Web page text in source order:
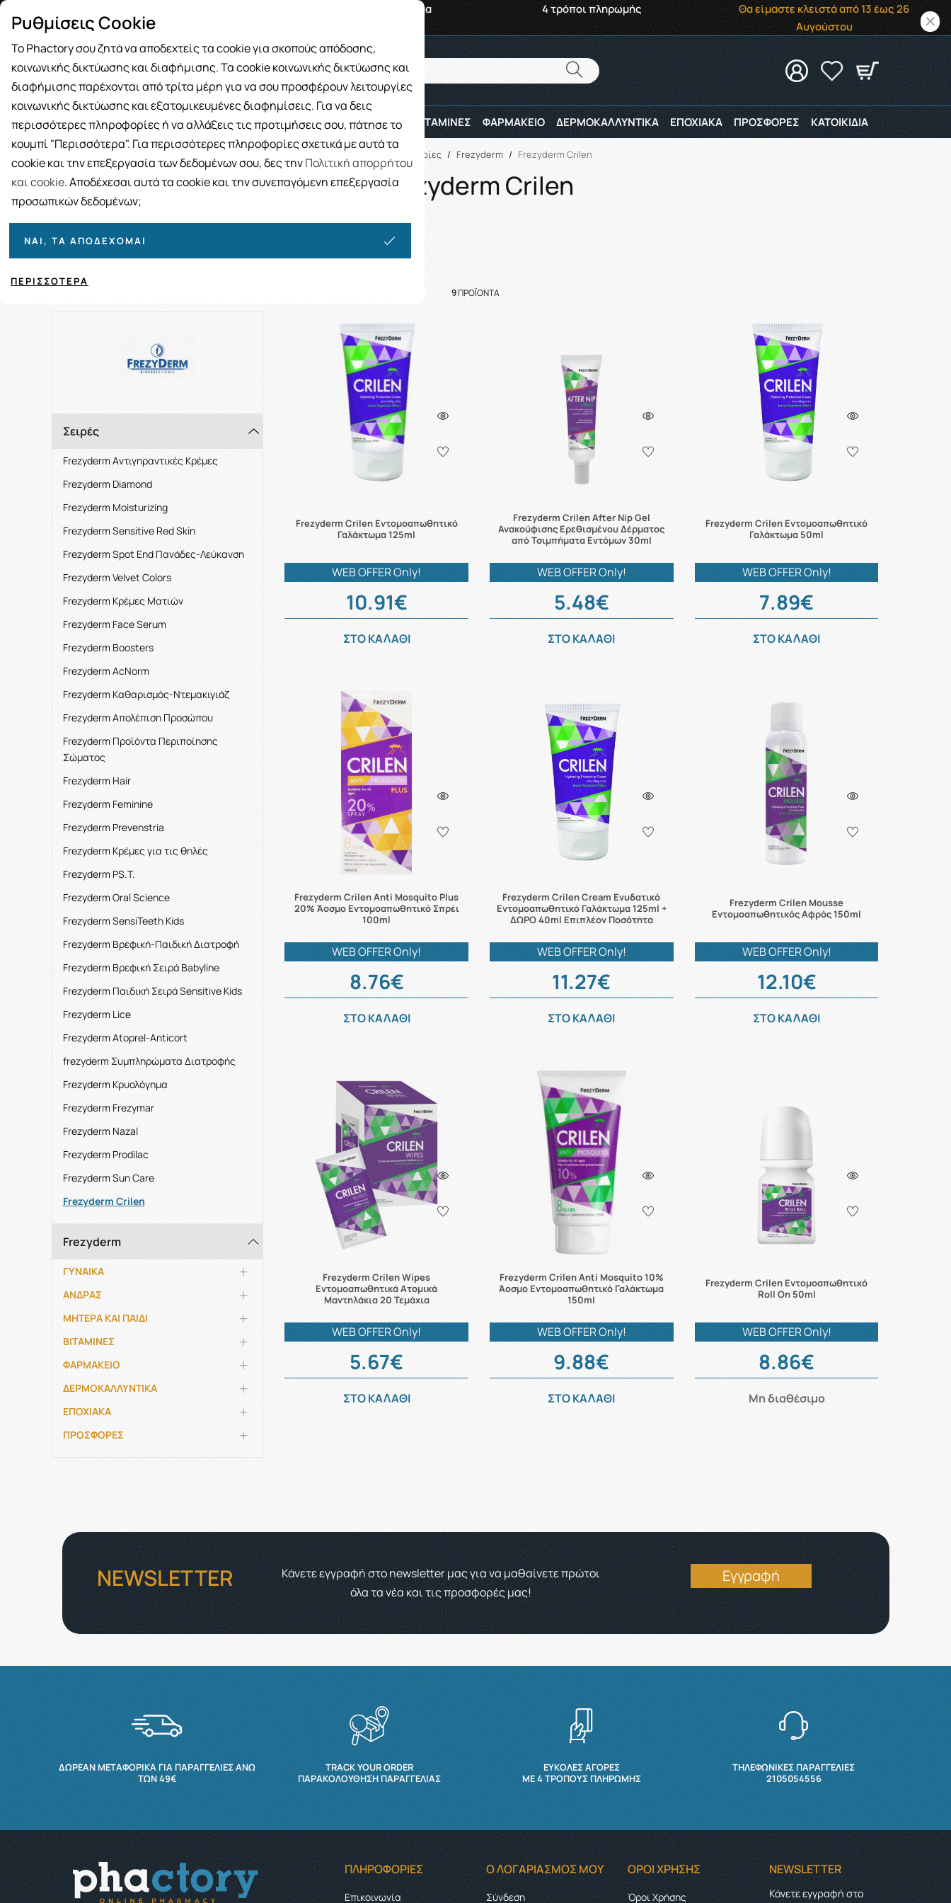
των 49€
Παραλαβή από το Κατάστημα 4 τρόποι πληρωμής
Θα είμαστε κλειστά από 13 έως 26
Αυγούστου
Αναζήτηση
BRANDS ΓΥΝΑΙΚΑ ΑΝΔΡΑΣ ΜΗΤΕΡΑ ΚΑΙ ΠΑΙΔΙ ΑΘΛΗΤΕΣ ΒΙΤΑΜΙΝΕΣ ΦΑΡΜΑΚΕΙΟ ΔΕΡΜΟΚΑΛΛΥΝΤΙΚΑ ΕΠΟΧΙΑΚΑ ΠΡΟΣΦΟΡΕΣ ΚΑΤΟΙΚΙΔΙΑ
Αναζήτηση
Εταιρίες / Frezyderm / Frezyderm Crilen
Frezyderm Crilen
Ταξινόμηση Προβολή
9ΠΡΟΪΌΝΤΑ
Σειρές
Frezyderm Aντιγηραντικές Κρέμες
Frezyderm Diamond
Frezyderm Moisturizing
Frezyderm Sensitive Red Skin
Frezyderm Spot End Πανάδες-Λεύκανση
Frezyderm Velvet Colors
Frezyderm Κρέμες Ματιών
Frezyderm Face Serum
Frezyderm Boosters
Frezyderm AcNorm
Frezyderm Kαθαρισμός-Ντεμακιγιάζ
Frezyderm Aπολέπιση Προσώπου
Frezyderm Προϊόντα Περιποίησης
Σώματος
Frezyderm Hair
Frezyderm Feminine
Frezyderm Prevenstria
Frezyderm Κρέμες για τις θηλές
Frezyderm PS.T.
Frezyderm Oral Science
Frezyderm SensiTeeth Kids
Frezyderm Βρεφική-Παιδική Διατροφή
Frezyderm Βρεφική Σειρά Babyline
Frezyderm Παιδική Σειρά Sensitive Kids
Frezyderm Lice
Frezyderm Atoprel-Anticort
frezyderm Συμπληρώματα Διατροφής
Frezyderm Kρυολόγημα
Frezyderm Frezymar
Frezyderm Nazal
Frezyderm Prodilac
Frezyderm Sun Care
Frezyderm Crilen
Frezyderm
ΓΥΝΑΙΚΑ
ΑΝΔΡΑΣ
ΜΗΤΕΡΑ ΚΑΙ ΠΑΙΔΙ
ΒΙΤΑΜΙΝΕΣ
ΦΑΡΜΑΚΕΙΟ
ΔΕΡΜΟΚΑΛΛΥΝΤΙΚΑ
ΕΠΟΧΙΑΚΑ
ΠΡΟΣΦΟΡΕΣ
Frezyderm Crilen Εντομοαπωθητικό
Γαλάκτωμα 125ml
WEB OFFER Only!
10.91€
ΣΤΟ ΚΑΛΑΘΙ
Frezyderm Crilen After Nip Gel
Ανακούφισης Ερεθισμένου Δέρματος
από Τσιμπήματα Εντόμων 30ml
WEB OFFER Only!
5.48€
ΣΤΟ ΚΑΛΑΘΙ
Frezyderm Crilen Εντομοαπωθητικό
Γαλάκτωμα 50ml
WEB OFFER Only!
7.89€
ΣΤΟ ΚΑΛΑΘΙ
Frezyderm Crilen Anti Mosquito Plus
20% Άοσμο Εντομοαπωθητικό Σπρέι
100ml
WEB OFFER Only!
8.76€
ΣΤΟ ΚΑΛΑΘΙ
Frezyderm Crilen Cream Ενυδατικό
Εντομοαπωθητικό Γαλάκτωμα 125ml +
ΔΩΡΟ 40ml Επιπλέον Ποσότητα
WEB OFFER Only!
11.27€
ΣΤΟ ΚΑΛΑΘΙ
Frezyderm Crilen Mousse
Εντομοαπωθητικός Αφρός 150ml
WEB OFFER Only!
12.10€
ΣΤΟ ΚΑΛΑΘΙ
Frezyderm Crilen Wipes
Εντομοαπωθητικά Ατομικά
Μαντηλάκια 20 Τεμάχια
WEB OFFER Only!
5.67€
ΣΤΟ ΚΑΛΑΘΙ
Frezyderm Crilen Anti Mosquito 10%
Άοσμο Εντομοαπωθητικό Γαλάκτωμα
150ml
WEB OFFER Only!
9.88€
ΣΤΟ ΚΑΛΑΘΙ
Frezyderm Crilen Εντομοαπωθητικό
Roll On 50ml
WEB OFFER Only!
8.86€
Μη διαθέσιμο
NEWSLETTER
Κάνετε εγγραφή στο newsletter μας για να μαθαίνετε πρώτοι
όλα τα νέα και τις προσφορές μας!
Εγγραφή
ΔΩΡΕΆΝ ΜΕΤΑΦΟΡΙΚΆ ΓΙΑ ΠΑΡΑΓΓΕΛΊΕΣ ΆΝΩ
ΤΩΝ 49€
TRACK YOUR ORDER
ΠΑΡΑΚΟΛΟΎΘΗΣΗ ΠΑΡΑΓΓΕΛΊΑΣ
ΕΥΚΟΛΕΣ ΑΓΟΡΕΣ
ΜΕ 4 ΤΡΌΠΟΥΣ ΠΛΗΡΩΜΉΣ
ΤΗΛΕΦΩΝΙΚΕΣ ΠΑΡΑΓΓΕΛΙΕΣ
2105054556
ΠΛΗΡΟΦΟΡΊΕΣ
Επικοινωνία
Ο ΛΟΓΑΡΙΑΣΜΌΣ ΜΟΥ
Σύνδεση
ΌΡΟΙ ΧΡΉΣΗΣ
Όροι Χρήσης
NEWSLETTER
Κάνετε εγγραφή στο
Ρυθμίσεις Cookie
Το Phactory σου ζητά να αποδεχτείς τα cookie για σκοπούς απόδοσης,
κοινωνικής δικτύωσης και διαφήμισης. Τα cookie κοινωνικής δικτύωσης και
διαφήμισης παρέχονται από τρίτα μέρη για να σου προσφέρουν λειτουργίες
κοινωνικής δικτύωσης και εξατομικευμένες διαφημίσεις. Για να δεις
περισσότερες πληροφορίες ή να αλλάξεις τις προτιμήσεις σου, πάτησε το
κουμπί "Περισσότερα". Για περισσότερες πληροφορίες σχετικά με αυτά τα
cookie και την επεξεργασία των δεδομένων σου, δες τηνΠολιτική απορρήτου
και cookie. Αποδέχεσαι αυτά τα cookie και την συνεπαγόμενη επεξεργασία
προσωπικών δεδομένων;
ΝΑΙ, ΤΑ ΑΠΟΔΈΧΟΜΑΙ
ΠΕΡΙΣΣΌΤΕΡΑ